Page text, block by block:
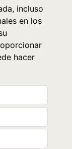
incluso
en los
hacer